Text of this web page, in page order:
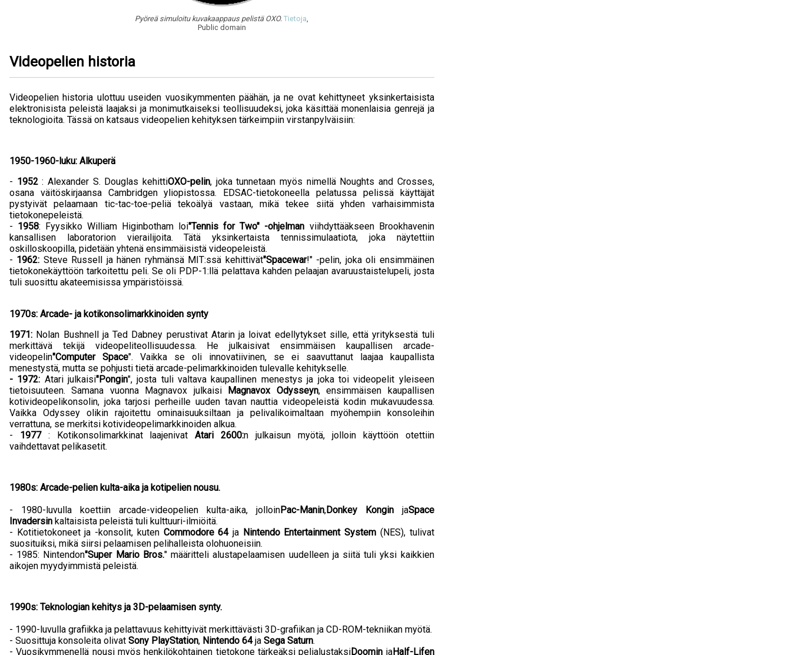
Pyöreä simuloitu kuvakaappaus pelistä OXO.Tietoja
Public domain
Videopelien historia
Videopelien historia ulottuu useiden vuosikymmenten päähän, ja ne ovat kehittyneet yksinkertaisista
elektronisista peleistä laajaksi ja monimutkaiseksi teollisuudeksi, joka käsittää monenlaisia genrejä ja
teknologioita. Tässä on katsaus videopelien kehityksen tärkeimpiin virstanpylväisiin:
1950-1960-luku: Alkuperä
- 1952: Alexander S. Douglas kehittiOXO-pelin, joka tunnetaan myös nimellä Noughts and Crosses,
osana väitöskirjaansa Cambridgen yliopistossa. EDSAC-tietokoneella pelatussa pelissä käyttäjät
pystyivät pelaamaan tic-tac-toe-peliä tekoälyä vastaan, mikä tekee siitä yhden varhaisimmista
tietokonepeleistä.
- 1958: Fyysikko William Higinbotham loi"Tennis for Two" -ohjelman viihdyttääkseen Brookhavenin
kansallisen laboratorion vierailijoita. Tätä yksinkertaista tennissimulaatiota, joka näytettiin
oskilloskoopilla, pidetään yhtenä ensimmäisistä videopeleistä.
- 1962: Steve Russell ja hänen ryhmänsä MIT:ssä kehittivät"Spacewar!" -pelin, joka oli ensimmäinen
tietokonekäyttöön tarkoitettu peli. Se oli PDP-1:llä pelattava kahden pelaajan avaruustaistelupeli, josta
tuli suosittu akateemisissa ympäristöissä.
1970s: Arcade- ja kotikonsolimarkkinoiden synty
1971: Nolan Bushnell ja Ted Dabney perustivat Atarin ja loivat edellytykset sille, että yrityksestä tuli
merkittävä tekijä videopeliteollisuudessa. He julkaisivat ensimmäisen kaupallisen arcade-
videopelin"Computer Space". Vaikka se oli innovatiivinen, se ei saavuttanut laajaa kaupallista
menestystä, mutta se pohjusti tietä arcade-pelimarkkinoiden tulevalle kehitykselle.
- 1972: Atari julkaisi"Pongin", josta tuli valtava kaupallinen menestys ja joka toi videopelit yleiseen
tietoisuuteen. Samana vuonna Magnavox julkaisi Magnavox Odysseyn, ensimmäisen kaupallisen
kotivideopelikonsolin, joka tarjosi perheille uuden tavan nauttia videopeleistä kodin mukavuudessa.
Vaikka Odyssey olikin rajoitettu ominaisuuksiltaan ja pelivalikoimaltaan myöhempiin konsoleihin
verrattuna, se merkitsi kotivideopelimarkkinoiden alkua.
- 1977 : Kotikonsolimarkkinat laajenivat Atari 2600:n julkaisun myötä, jolloin käyttöön otettiin
vaihdettavat pelikasetit.
1980s: Arcade-pelien kulta-aika ja kotipelien nousu.
- 1980-luvulla koettiin arcade-videopelien kulta-aika, jolloinPac-Manin,Donkey KonginjaSpace
Invadersin kaltaisista peleistä tuli kulttuuri-ilmiöitä.
- Kotitietokoneet ja -konsolit, kuten Commodore 64ja Nintendo Entertainment System (NES), tulivat
suosituiksi, mikä siirsi pelaamisen pelihalleista olohuoneisiin.
- 1985: Nintendon"Super Mario Bros." määritteli alustapelaamisen uudelleen ja siitä tuli yksi kaikkien
aikojen myydyimmistä peleistä.
1990s: Teknologian kehitys ja 3D-pelaamisen synty.
- 1990-luvulla grafiikka ja pelattavuus kehittyivät merkittävästi 3D-grafiikan ja CD-ROM-tekniikan myötä.
- Suosittuja konsoleita olivat Sony PlayStation, Nintendo 64ja Sega Saturn.
- Vuosikymmenellä nousi myös henkilökohtainen tietokone tärkeäksi pelialustaksiDoomin jaHalf-Lifen